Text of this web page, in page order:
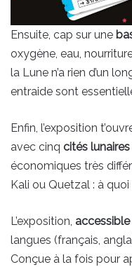
Ensuite, cap sur une
oxygène, eau,
la Lune n’a rien d’un
entraide sont
Enfin, l’exposition
avec cinq cités lunaires
économiques très
Kali ou Quetzal : à
L’exposition,
langues (français,
Conçue à la fois pour